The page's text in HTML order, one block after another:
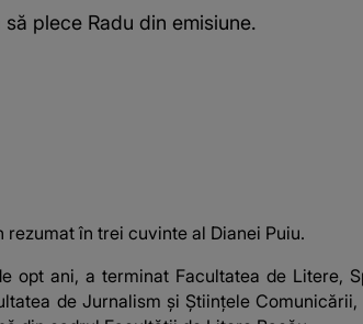
plece Radu din emisiune.
în trei cuvinte al Dianei Puiu.
opt ani, a terminat Facultatea de Litere,
de Jurnalism și Științele